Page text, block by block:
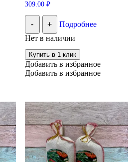
309.00 ₽
- +
Подробнее
Нет в наличии
Купить в 1 клик
Добавить в избранное
Добавить в избранное